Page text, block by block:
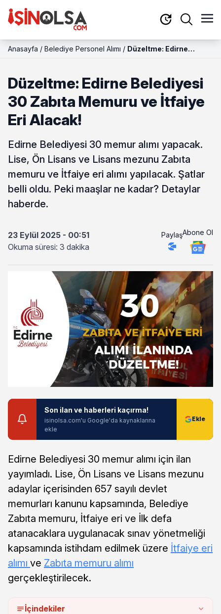
Anasayfa / Belediye Personel Alımı / Düzeltme: Edirne
Alacak!
Düzeltme: Edirne Belediyesi
30 Zabıta Memuru ve İtfaiye
Eri Alacak!
Edirne Belediyesi 30 memur alımı yapacak.
Lise, Ön Lisans ve Lisans mezunu Zabıta
memuru ve İtfaiye eri alımı yapılacak. Şatlar
belli oldu. Peki maaşlar ne kadar? Detaylar
haberde.
23 Eylül 2025 - 00:51
Okuma süresi: 3 dakika
PaylaşAbone Ol
Son ilan ve haberleri kaçırma!
isinolsa.com'u Google'da kaynaklarına
ekle
Edirne Belediyesi 30 memur alımı için ilan
yayımladı. Lise, Ön Lisans ve Lisans mezunu
adaylar içerisinden 657 sayılı devlet
memurları kanunu kapsamında, Belediye
Zabıta memuru, İtfaiye eri ve İlk defa
atanacaklara uygulanacak sınav yönetmeliği
kapsamında istihdam edilmek üzere İtfaiye eri
alımı ve Zabıta memuru alımı
gerçekleştirilecek.
İçindekiler